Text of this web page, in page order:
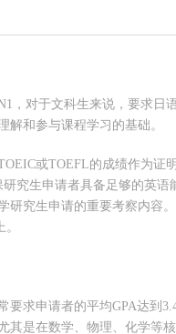
，对于文科生来说，要求日
解和参与课程学习的基础。
或TOEFL的成绩作为证
究生申请者具备足够的英
研究生申请的重要考察内容
要求申请者的平均GPA达到
其是在数学、物理、化学等